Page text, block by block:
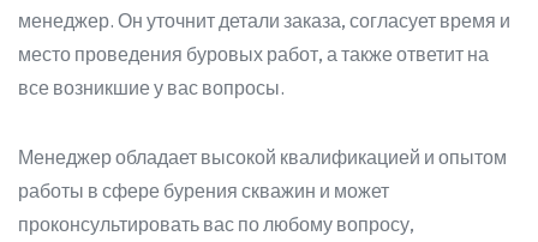
менеджер. Он уточнит детали заказа, согласует время и
место проведения буровых работ, а также ответит на
все возникшие у вас вопросы.
Менеджер обладает высокой квалификацией и опытом
работы в сфере бурения скважин и может
проконсультировать вас по любому вопросу,